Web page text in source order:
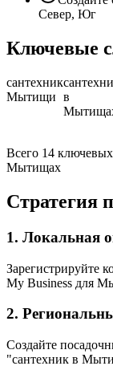
Север, Юг
Ключевые
сантехник
Мытищи в
Всего 14
Мытищах
Стратегия
1. Локальная
Зарегистрируйте
My Business для
2.
Создайте
"сантехник в